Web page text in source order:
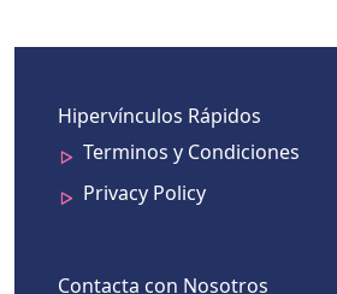
Hipervínculos Rápidos
Terminos y Condiciones
Privacy Policy
Contacta con Nosotros